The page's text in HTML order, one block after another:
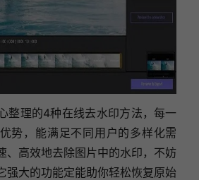
整理的4种在线去水印方法，每一
势，能满足不同用户的多样化需
、高效地去除图片中的水印，不妨
强大的功能定能助你轻松恢复原始